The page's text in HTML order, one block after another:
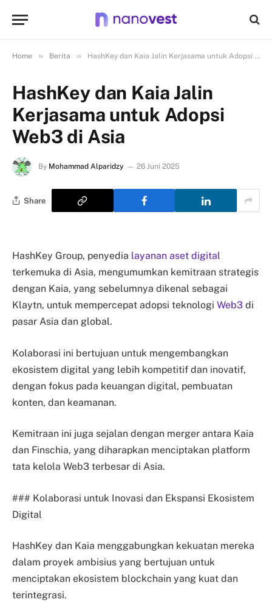
Home » Berita » HashKey dan Kaia Jalin Kerjasama untuk Adopsi Web3 di Asia
HashKey dan Kaia Jalin
Kerjasama untuk Adopsi
Web3 di Asia
By Mohammad Alparidzy 26 Juni 2025
Share
HashKey Group, penyedia layanan aset digital
terkemuka di Asia, mengumumkan kemitraan strategis
dengan Kaia, yang sebelumnya dikenal sebagai
Klaytn, untuk mempercepat adopsi teknologi Web3 di
pasar Asia dan global.
Kolaborasi ini bertujuan untuk mengembangkan
ekosistem digital yang lebih kompetitif dan inovatif,
dengan fokus pada keuangan digital, pembuatan
konten, dan keamanan.
Kemitraan ini juga sejalan dengan merger antara Kaia
dan Finschia, yang diharapkan menciptakan platform
tata kelola Web3 terbesar di Asia.
### Kolaborasi untuk Inovasi dan Ekspansi Ekosistem
Digital
HashKey dan Kaia menggabungkan kekuatan mereka
dalam proyek ambisius yang bertujuan untuk
menciptakan ekosistem blockchain yang kuat dan
terintegrasi.